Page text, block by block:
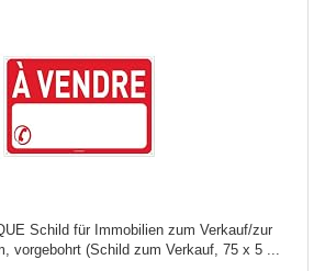
Schild für Immobilien zum Verkauf/zur
vorgebohrt (Schild zum Verkauf, 75 x 5 ...